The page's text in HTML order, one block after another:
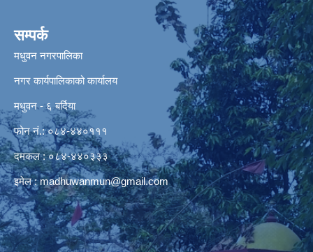
सम्पर्क
मधुवन नगरपालिका
नगर कार्यपालिकाको कार्यालय
मधुवन - ६ बर्दिया
फोन नं.: ०८४-४४०१११
दमकल : ०८४-४४०३३३
इमेल :madhuwanmun@gmail.com